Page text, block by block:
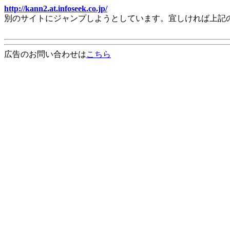
http://kann2.at.infoseek.co.jp/
別のサイトにジャンプしようとしています。宜しければ上
広告のお問い合わせはこちら